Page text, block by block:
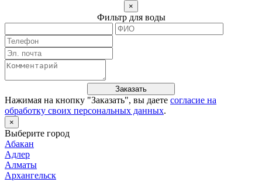
×
Фильтр для воды
Заказать
Нажимая на кнопку "Заказать", вы даете согласие на
обработку своих персональных данных.
×
Выберите город
Абакан
Адлер
Алматы
Архангельск